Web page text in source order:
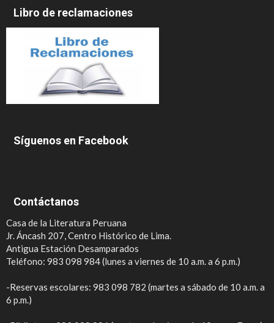
Libro de reclamaciones
Síguenos en Facebook
Contáctanos
Casa de la Literatura Peruana
Jr. Áncash 207, Centro Histórico de Lima.
Antigua Estación Desamparados
Teléfono: 983 098 984 (lunes a viernes de 10 a.m. a 6 p.m.)
-Reservas escolares: 983 098 782 (martes a sábado de 10 a.m. a
6 p.m.)